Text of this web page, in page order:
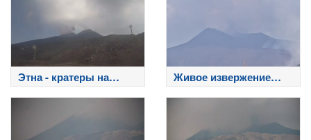
Этна - кратеры на
вершине
Живое извержение
Этны